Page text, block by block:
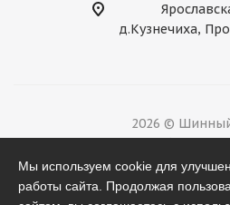
д.Кузнечиха,
2026 ©
Мы используем cookie для
работы сайта. Продолжая